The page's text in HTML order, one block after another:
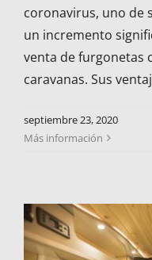
coronavirus, uno de
un incremento
venta de furgonetas
caravanas. Sus
septiembre 23, 2020
Más información